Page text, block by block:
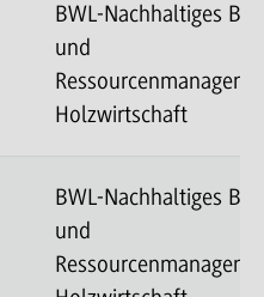
BWL-Nachhaltiges
und
Holzwirtschaft
BWL-Nachhaltiges
und